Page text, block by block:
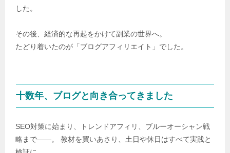
した。
その後、経済的な再起をかけて副業の世界へ。
たどり着いたのが「ブログアフィリエイト」でした。
十数年、ブログと向き合ってきました
SEO対策に始まり、トレンドアフィリ、ブルーオーシャン戦
略まで――。 教材を買いあさり、土日や休日はすべて実践と